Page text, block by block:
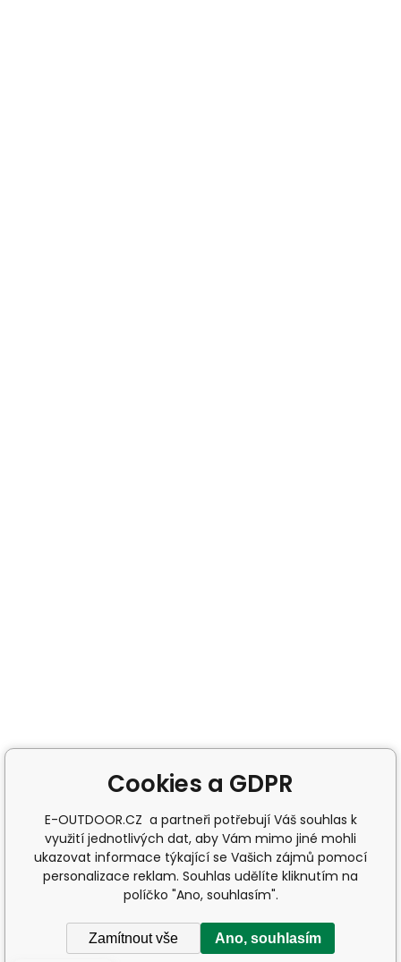
Cookies a GDPR
E-OUTDOOR.CZ a partneři potřebují Váš souhlas k
využití jednotlivých dat, aby Vám mimo jiné mohli
ukazovat informace týkající se Vašich zájmů pomocí
personalizace reklam. Souhlas udělíte kliknutím na
políčko "Ano, souhlasím".
Zamítnout vše Ano, souhlasím